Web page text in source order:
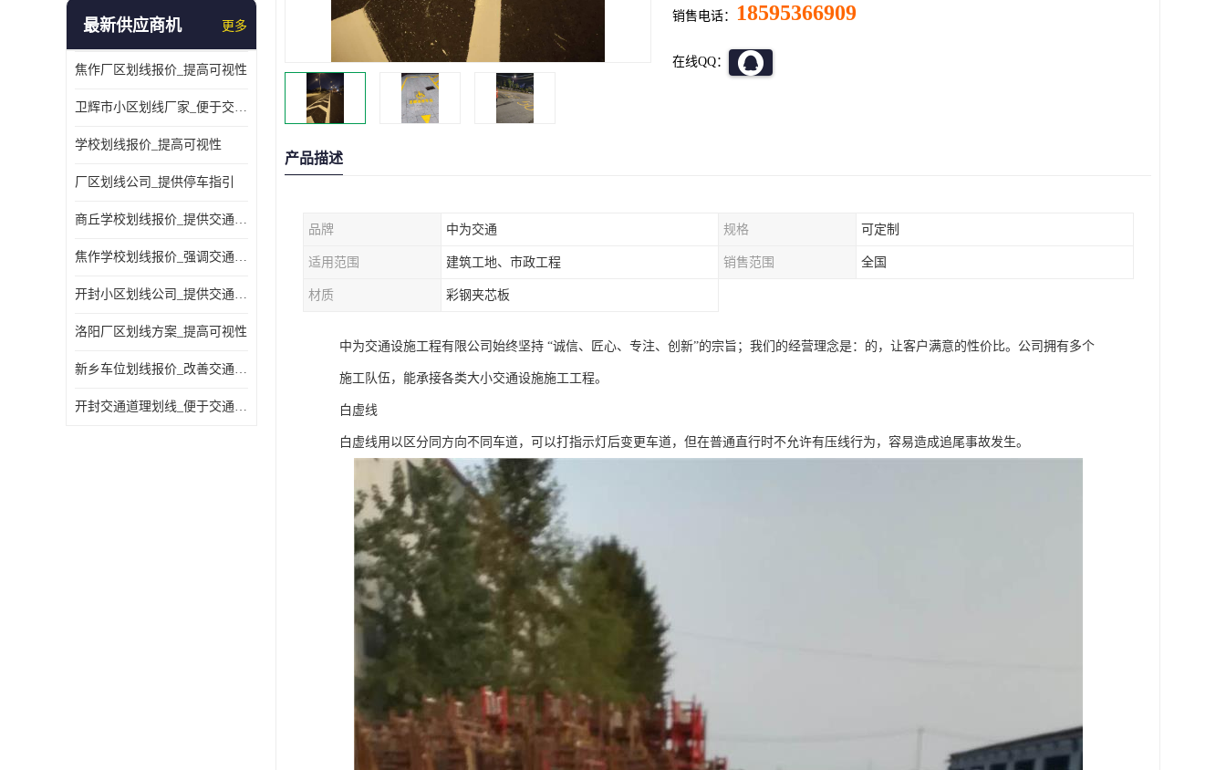
最新供应商机 更多
焦作厂区划线报价_提高可视性
卫辉市小区划线厂家_便于交通管理
学校划线报价_提高可视性
厂区划线公司_提供停车指引
商丘学校划线报价_提供交通信息
焦作学校划线报价_强调交通规则
开封小区划线公司_提供交通信息
洛阳厂区划线方案_提高可视性
新乡车位划线报价_改善交通效率
开封交通道理划线_便于交通管理
销售电话： 18595366909
在线QQ：
产品描述
品牌 中为交通 规格 可定制
适用范围 建筑工地、市政工程 销售范围 全国
材质 彩钢夹芯板
中为交通设施工程有限公司始终坚持 “诚信、匠心、专注、创新”的宗旨；我们的经营理念是：的，让客户满意的性价比。公司拥有多个
施工队伍，能承接各类大小交通设施施工工程。
白虚线
白虚线用以区分同方向不同车道，可以打指示灯后变更车道，但在普通直行时不允许有压线行为，容易造成追尾事故发生。